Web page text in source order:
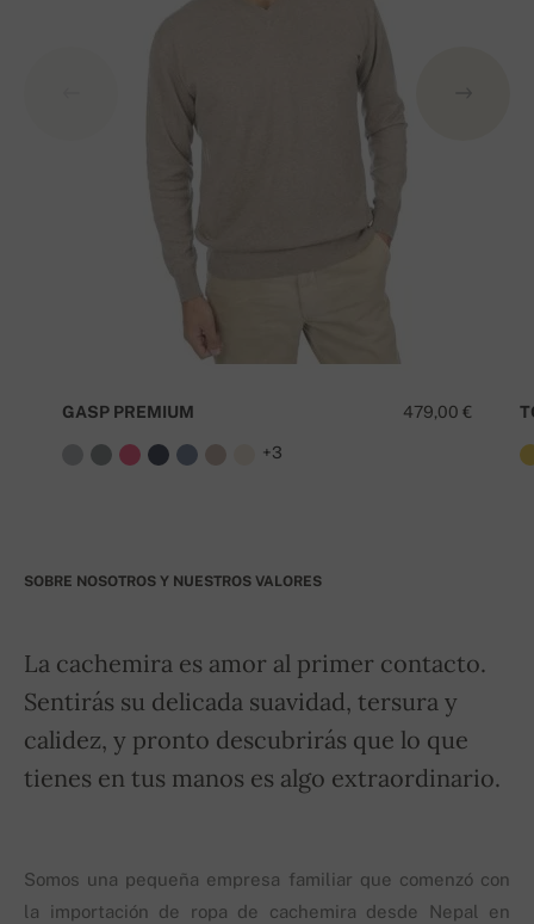
479,00 €
GASP PREMIUM
+3
SOBRE NOSOTROS Y NUESTROS VALORES
La cachemira es amor al primer contacto.
Sentirás su delicada suavidad, tersura y
calidez, y pronto descubrirás que lo que
tienes en tus manos es algo extraordinario.
Somos una pequeña empresa familiar que comenzó con
la importación de ropa de cachemira desde Nepal en